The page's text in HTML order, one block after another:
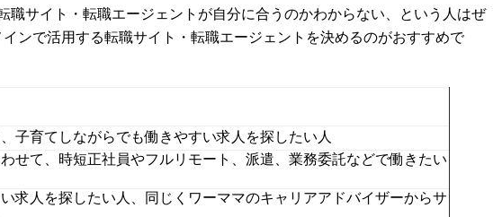
サイト・転職エージェントが自分に合うのかわからない、という人はぜ
ンで活用する転職サイト・転職エージェントを決めるのがおすすめで
子育てしながらでも働きやすい求人を探したい人
せて、時短正社員やフルリモート、派遣、業務委託などで働きたい
求人を探したい人、同じくワーママのキャリアアドバイザーからサ